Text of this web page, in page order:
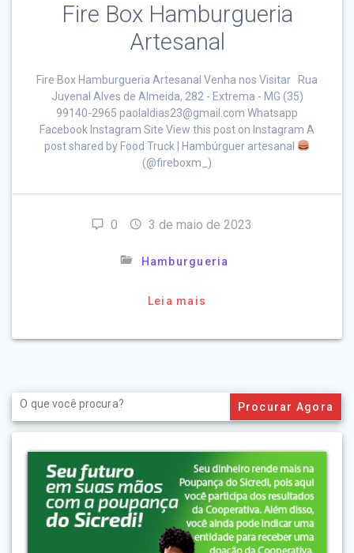
Fire Box Hamburgueria
Artesanal
Fire Box Hamburgueria Artesanal Venha nos Visitar Rua
Juvenal Alves de Almeida, 282 - Extrema - MG (35)
99140-2965 paolaldias23@gmail.com Whatsapp
Facebook Instagram Site View this post on Instagram A
post shared by Food Truck | Hambúrguer artesanal
(@fireboxm_)
0 3 de maio de 2023
Hamburgueria
Leia mais
Search
for: